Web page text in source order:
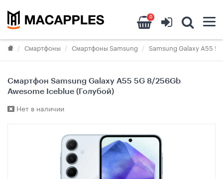
0
Смартфоны Смартфоны Samsung Samsung Galaxy A55 5G
Смартфон Samsung Galaxy A55 5G 8/256Gb
Awesome Iceblue (Голубой)
Нет в наличии